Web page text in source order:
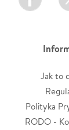
Jak to
Polityka
RODO -